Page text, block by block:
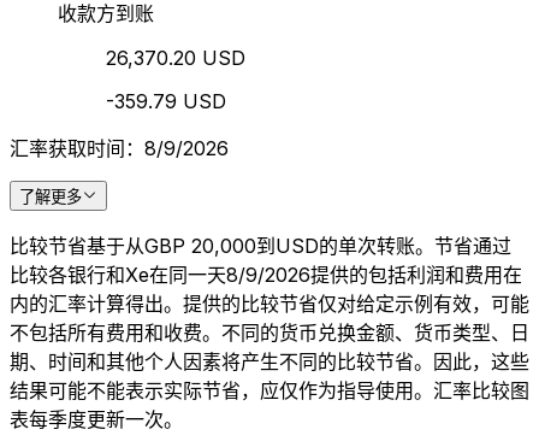
收款方到账
26,370.20 USD
-359.79 USD
汇率获取时间：8/9/2026
了解更多
比较节省基于从GBP 20,000到USD的单次转账。节省通过
比较各银行和Xe在同一天8/9/2026提供的包括利润和费用在
内的汇率计算得出。提供的比较节省仅对给定示例有效，可能
不包括所有费用和收费。不同的货币兑换金额、货币类型、日
期、时间和其他个人因素将产生不同的比较节省。因此，这些
结果可能不能表示实际节省，应仅作为指导使用。汇率比较图
表每季度更新一次。